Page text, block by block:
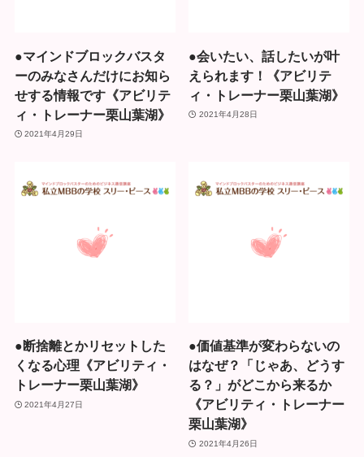
●マインドブロックバスタ
ーのみなさんだけにお知ら
せする情報です《アビリテ
ィ・トレーナー栗山葉湖》
2021年4月29日
●会いたい、話したいが叶
えられます！《アビリテ
ィ・トレーナー栗山葉湖》
2021年4月28日
●断捨離とかリセットした
くなる心理《アビリティ・
トレーナー栗山葉湖》
2021年4月27日
●価値基準が変わらないの
はなぜ？「じゃあ、どうす
る？」がどこから来るか
《アビリティ・トレーナー
栗山葉湖》
2021年4月26日